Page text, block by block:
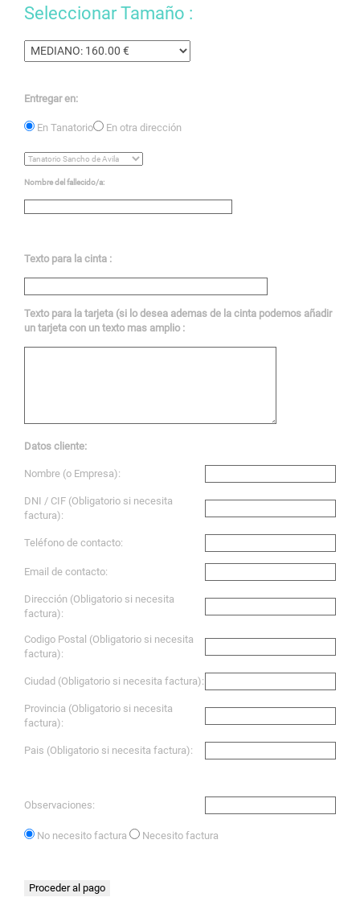
Seleccionar Tamaño :
Entregar en:
En Tanatorio En otra dirección
Nombre del fallecido/a:
Texto para la cinta :
Texto para la tarjeta (si lo desea ademas de la cinta podemos añadir
un tarjeta con un texto mas amplio :
Datos cliente:
Nombre (o Empresa):
DNI / CIF (Obligatorio si necesita
factura):
Teléfono de contacto:
Email de contacto:
Dirección (Obligatorio si necesita
factura):
Codigo Postal (Obligatorio si necesita
factura):
Ciudad (Obligatorio si necesita factura):
Provincia (Obligatorio si necesita
factura):
Pais (Obligatorio si necesita factura):
Observaciones:
No necesito factura Necesito factura